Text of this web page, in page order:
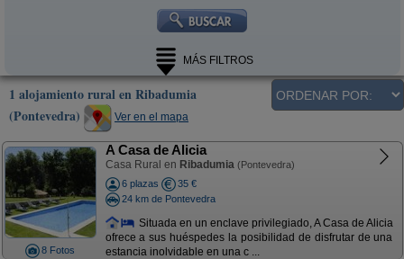
MÁS FILTROS
1 alojamiento rural en Ribadumia
(Pontevedra)
Ver en el mapa
8 Fotos
A Casa de Alicia
Casa Rural en Ribadumia (Pontevedra)
6 plazas
35 €
24 km de Pontevedra
Situada en un enclave privilegiado, A Casa de Alicia
ofrece a sus huéspedes la posibilidad de disfrutar de una
estancia inolvidable en una c ...